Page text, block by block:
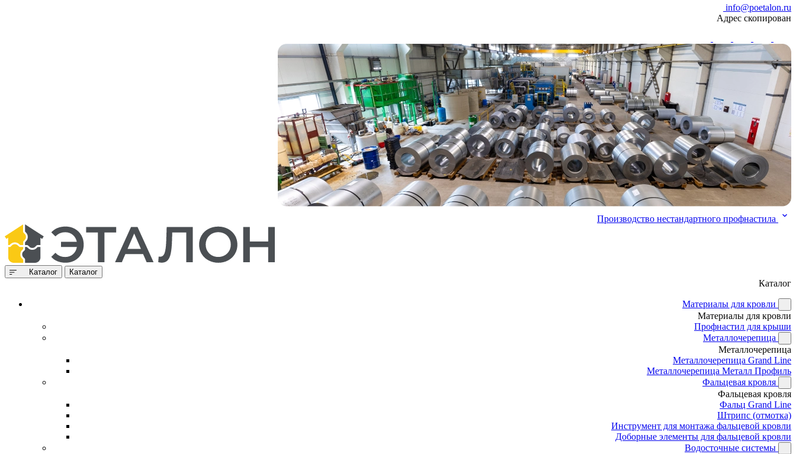
info@poetalon.ru
Адрес скопирован
Производство нестандартного профнастила
Каталог Каталог
Каталог
Материалы для кровли
Материалы для кровли
Профнастил для крыши
Металлочерепица
Металлочерепица
Металлочерепица Grand Line
Металлочерепица Металл Профиль
Фальцевая кровля
Фальцевая кровля
Фальц Grand Line
Штрипс (отмотка)
Инструмент для монтажа фальцевой кровли
Доборные элементы для фальцевой кровли
Водосточные системы